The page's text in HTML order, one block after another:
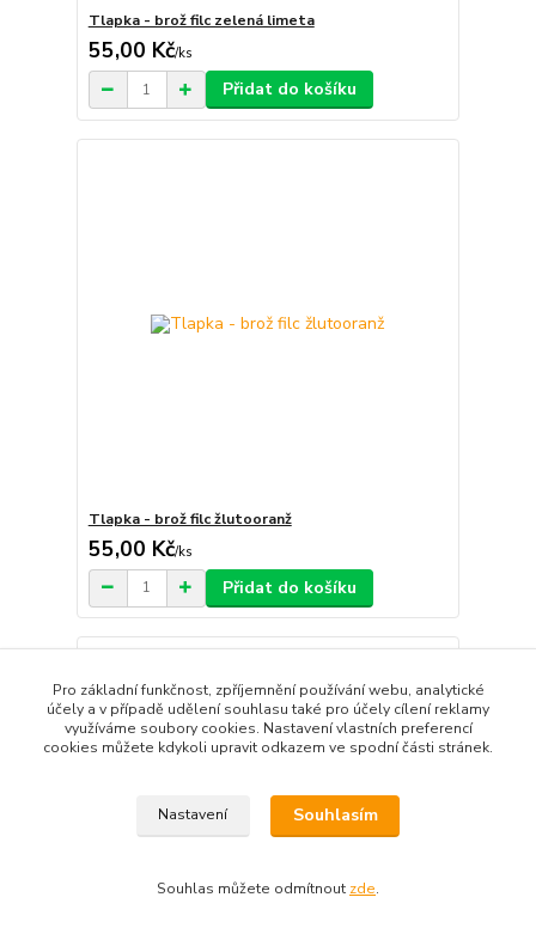
Tlapka - brož filc zelená limeta
55,00 Kč/ks
Přidat do košíku
Tlapka - brož filc žlutooranž
55,00 Kč/ks
Přidat do košíku
Pro základní funkčnost, zpříjemnění používání webu, analytické
účely a v případě udělení souhlasu také pro účely cílení reklamy
využíváme soubory cookies. Nastavení vlastních preferencí
cookies můžete kdykoli upravit odkazem ve spodní části stránek.
Nastavení Souhlasím
Souhlas můžete odmítnout zde.